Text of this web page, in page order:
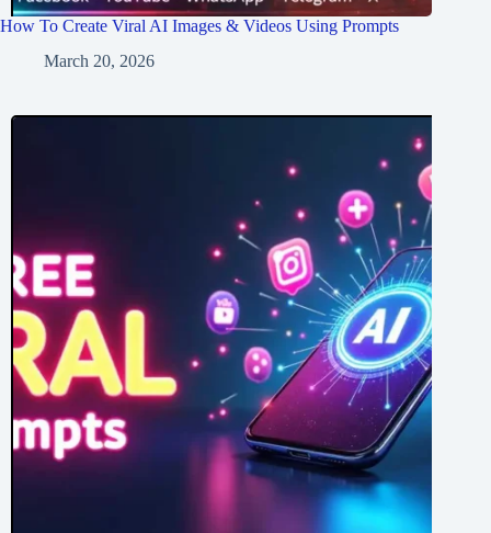
How To Create Viral AI Images & Videos Using Prompts
March 20, 2026